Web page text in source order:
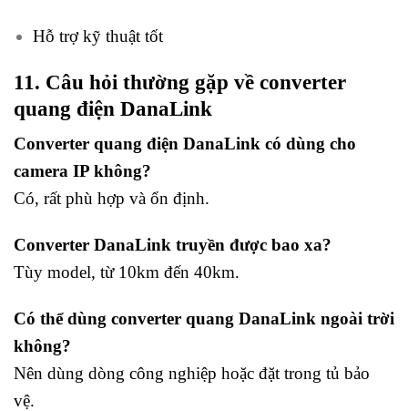
Hỗ trợ kỹ thuật tốt
11. Câu hỏi thường gặp về converter
quang điện DanaLink
Converter quang điện DanaLink có dùng cho
camera IP không?
Có, rất phù hợp và ổn định.
Converter DanaLink truyền được bao xa?
Tùy model, từ 10km đến 40km.
Có thể dùng converter quang DanaLink ngoài trời
không?
Nên dùng dòng công nghiệp hoặc đặt trong tủ bảo
vệ.